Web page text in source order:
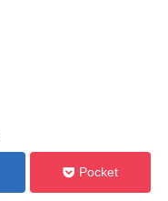
Pocket